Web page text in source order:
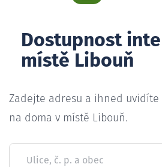
Dostupnost
místě Libouň
Zadejte adresu a ihned
na doma v místě Libouň.
Ulice, č. p. a obec